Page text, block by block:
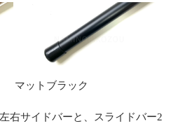
マットブラック
右サイドバーと、スライドバー2